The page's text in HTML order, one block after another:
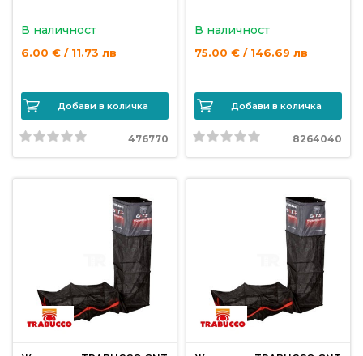
В наличност
6.00 € / 11.73 лв
Добави в количка
476770
В наличност
75.00 € / 146.69 лв
Добави в количка
8264040